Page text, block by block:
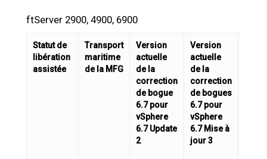
ftServer 2900, 4900, 6900
Statut de
libération
assistée
Transport
maritime
de la MFG
Version
actuelle
de la
correction
de bogue
6.7 pour
vSphere
6.7 Update
2
Version
actuelle
de la
correction
de bogues
6.7 pour
vSphere
6.7 Mise à
jour 3